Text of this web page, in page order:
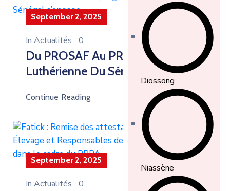
Diossong
Niassène
September 2, 2025
In Actualités 0
Du PROSAF Au PRS, L’Eglise
Luthérienne Du Sénégal S’engage
Continue Reading
September 2, 2025
In Actualités 0